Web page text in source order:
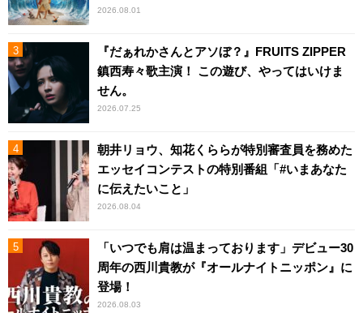
2026.08.01
『だぁれかさんとアソぼ？』FRUITS ZIPPER
鎮西寿々歌主演！ この遊び、やってはいけま
せん。
2026.07.25
朝井リョウ、知花くららが特別審査員を務めた
エッセイコンテストの特別番組「#いまあなた
に伝えたいこと」
2026.08.04
「いつでも肩は温まっております」デビュー30
周年の西川貴教が『オールナイトニッポン』に
登場！
2026.08.03